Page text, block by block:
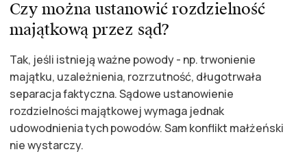
Czy można ustanowić rozdzielność
majątkową przez sąd?
Tak, jeśli istnieją ważne powody - np. trwonienie
majątku, uzależnienia, rozrzutność, długotrwała
separacja faktyczna. Sądowe ustanowienie
rozdzielności majątkowej wymaga jednak
udowodnienia tych powodów. Sam konflikt małżeński
nie wystarczy.